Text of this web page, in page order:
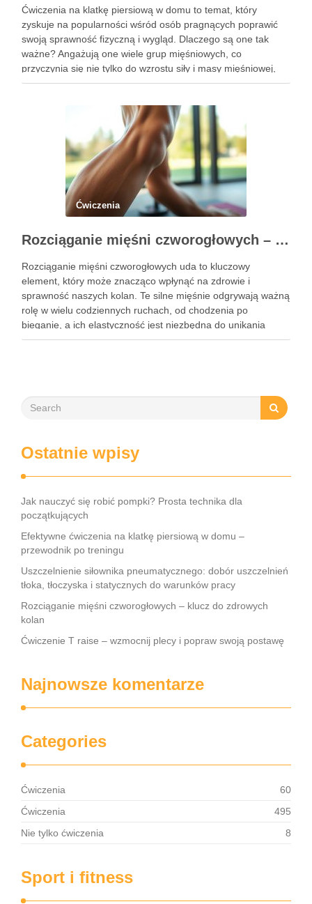
Ćwiczenia na klatkę piersiową w domu to temat, który
zyskuje na popularności wśród osób pragnących poprawić
swoją sprawność fizyczną i wygląd. Dlaczego są one tak
ważne? Angażują one wiele grup mięśniowych, co
przyczynia się nie tylko do wzrostu siły i masy mięśniowej,
ale także do poprawy postawy ciała oraz wydolności …
Ćwiczenia
Rozciąganie mięśni czworogłowych – klucz do zdrowych kolan
Rozciąganie mięśni czworogłowych uda to kluczowy
element, który może znacząco wpłynąć na zdrowie i
sprawność naszych kolan. Te silne mięśnie odgrywają ważną
rolę w wielu codziennych ruchach, od chodzenia po
bieganie, a ich elastyczność jest niezbędna do unikania
kontuzji. Niezależnie od tego, czy jesteś zapalonym
Ostatnie wpisy
Jak nauczyć się robić pompki? Prosta technika dla
początkujących
Efektywne ćwiczenia na klatkę piersiową w domu –
przewodnik po treningu
Uszczelnienie siłownika pneumatycznego: dobór uszczelnień
tłoka, tłoczyska i statycznych do warunków pracy
Rozciąganie mięśni czworogłowych – klucz do zdrowych
kolan
Ćwiczenie T raise – wzmocnij plecy i popraw swoją postawę
Najnowsze komentarze
Categories
Ćwiczenia
60
Ćwiczenia
495
Nie tylko ćwiczenia
8
Sport i fitness